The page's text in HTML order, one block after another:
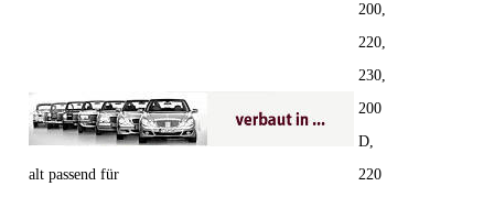
alt passend für
200,
220,
230,
200
D,
220